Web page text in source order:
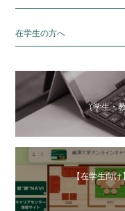
在学生の方へ
（学生・
【在学生向け